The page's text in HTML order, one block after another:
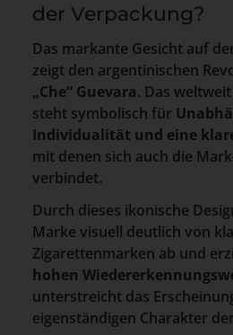
der Verpackung?
Das markante Gesicht auf
zeigt den argentinischen
„Che“ Guevara. Das
steht symbolisch für
Individualität und eine
mit denen sich auch die
verbindet.
Durch dieses ikonische
Marke visuell deutlich von
Zigarettenmarken ab und
hohen
unterstreicht das
eigenständigen Charakter